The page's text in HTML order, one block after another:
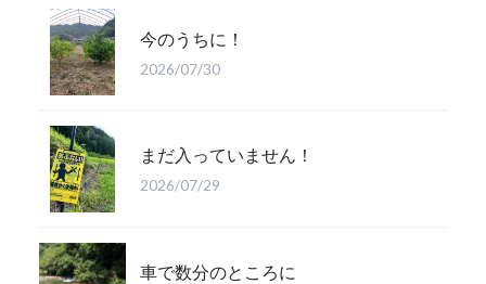
今のうちに！
2026/07/30
まだ入っていません！
2026/07/29
車で数分のところに